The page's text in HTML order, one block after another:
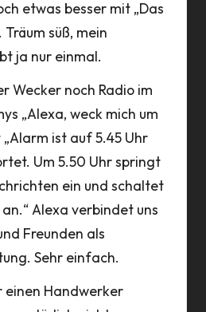
etwas besser mit „Das
süß, mein
ja nur einmal.
Wecker noch Radio im
„Alexa, weck mich um
ist auf 5.45 Uhr
Um 5.50 Uhr springt
ein und schaltet
Alexa verbindet uns
Freunden als
Sehr einfach.
einen Handwerker